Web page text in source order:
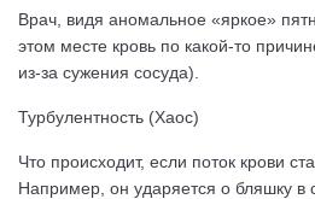
Врач, видя аномальное «яркое»
этом месте кровь по какой-то
из-за сужения сосуда).
Турбулентность (Хаос)
Что происходит, если поток крови
Например, он ударяется о бляшку в